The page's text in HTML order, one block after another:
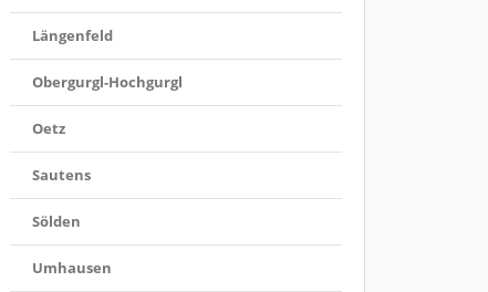
Längenfeld
Obergurgl-Hochgurgl
Oetz
Sautens
Sölden
Umhausen